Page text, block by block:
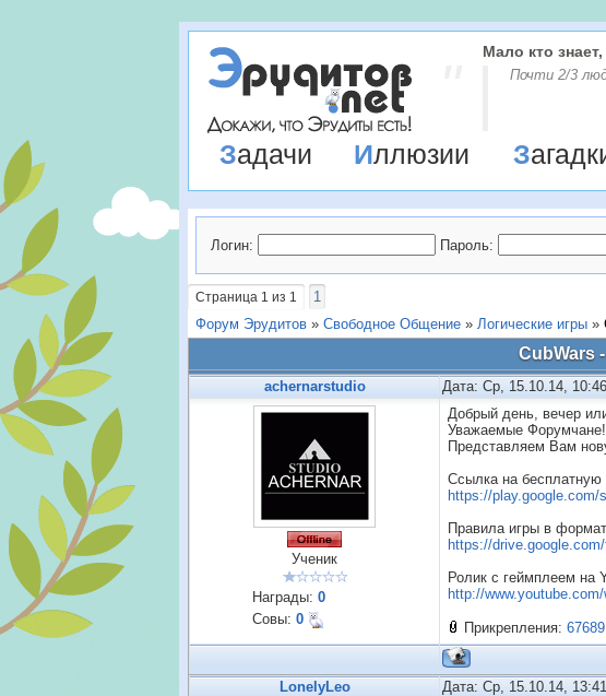
Мало кто знает,
Почти 2/3
Задачи Иллюзии
Логин: Пароль:
Страница 1 из 1
1
Форум Эрудитов » Свободное Общение » Логические игры »
CubWars
achernarstudio Дата: Ср, 15.10.14,
Ученик
Награды: 0
Совы: 0
Добрый день, вечер
Уважаемые Форумчане!
Представляем Вам
Ссылка на
https://play.google.com/
Правила игры в
https://
Ролик с геймплеем на
http://
Прикрепления:
LonelyLeo Дата: Ср, 15.10.14,